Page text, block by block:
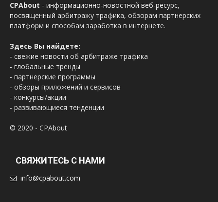
CPAbout - информационно-новостной веб-ресурс,
посвященный арбитражу трафика, обзорам партнерских
платформ и способам заработка в интернете.
Здесь Вы найдете:
- свежие новости об арбитраже трафика
- глобальные тренды
- партнерские программы
- обзоры приложений и сервисов
- конкурсы/акции
- развивающиеся тенденции
© 2020 - CPAbout
СВЯЖИТЕСЬ С НАМИ
info@cpabout.com